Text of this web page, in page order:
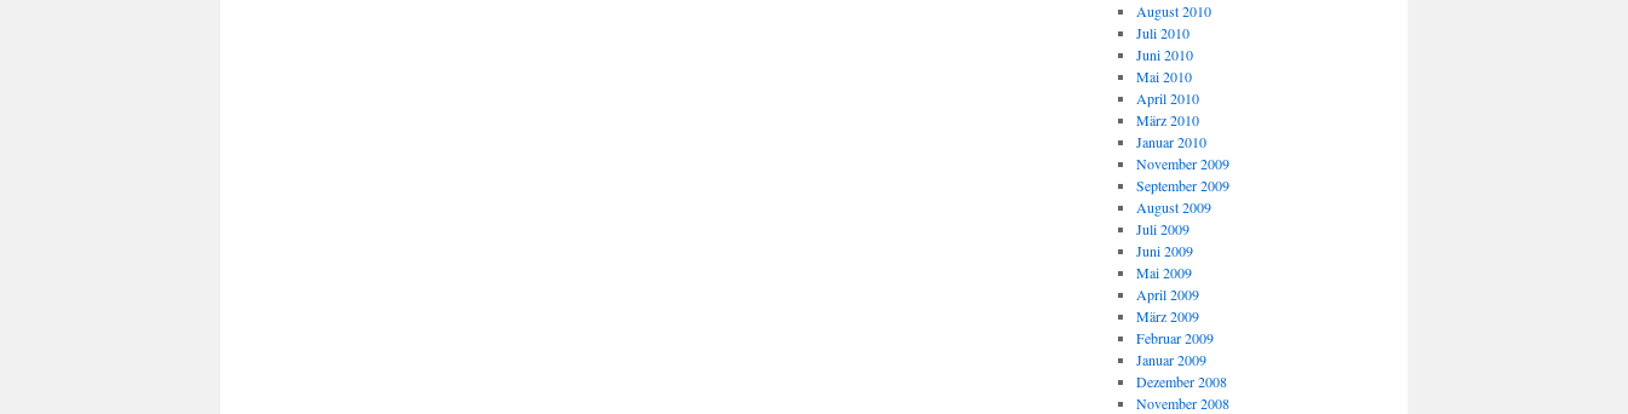
August 2010
Juli 2010
Juni 2010
Mai 2010
April 2010
März 2010
Januar 2010
November 2009
September 2009
August 2009
Juli 2009
Juni 2009
Mai 2009
April 2009
März 2009
Februar 2009
Januar 2009
Dezember 2008
November 2008